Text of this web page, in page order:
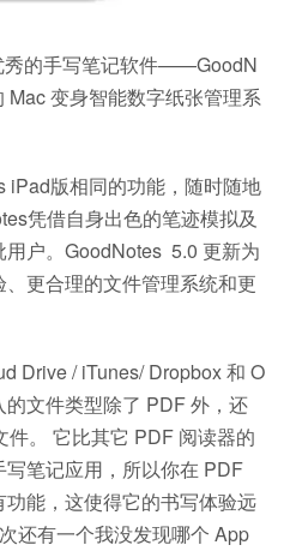
秀的手写笔记软件——GoodN
Mac 变身智能数字纸张管理系
iPad版相同的功能，随时随地
凭借自身出色的笔迹模拟及
户。GoodNotes 5.0 更新为
更合理的文件管理系统和更
Drive / iTunes/ Dropbox 和 O
文件类型除了 PDF 外，还
件。 它比其它 PDF 阅读器的
笔记应用，所以你在 PDF
能，这使得它的书写体验远
还有一个我没发现哪个 App